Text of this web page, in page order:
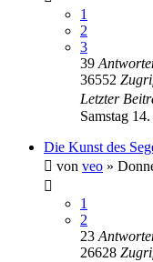
1
2
3
39
36552
Letzter
Samstag
Die Kunst des
von veo »
1
2
23
26628